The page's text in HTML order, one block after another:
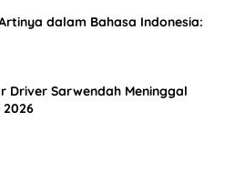
dalam Bahasa Indonesia:
Driver Sarwendah Meninggal
2026